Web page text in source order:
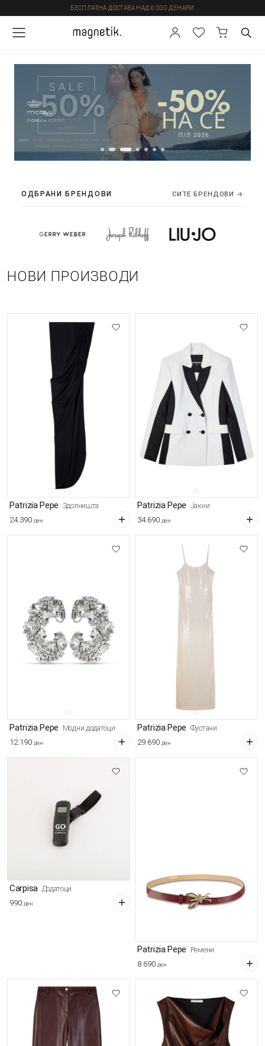
БЕСПЛАТНА ДОСТАВА НАД 6.000 ДЕНАРИ
ОДБРАНИ БРЕНДОВИ СИТЕ БРЕНДОВИ →
НОВИ ПРОИЗВОДИ
Patrizia Pepe Здолништа
24.390 ден
Patrizia Pepe Јакни
34.690 ден
Patrizia Pepe Модни додатоци
12.190 ден
Patrizia Pepe Фустани
29.690 ден
Carpisa Додатоци
990 ден
Patrizia Pepe Ремени
8.690 ден